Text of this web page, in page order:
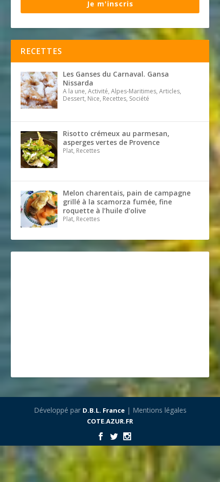
Je m'inscris
RECETTES
Les Ganses du Carnaval. Gansa
Nissarda
A la une, Activité, Alpes-Maritimes, Articles,
Dessert, Nice, Recettes, Société
Risotto crémeux au parmesan,
asperges vertes de Provence
Plat, Recettes
Melon charentais, pain de campagne
grillé à la scamorza fumée, fine
roquette à l’huile d’olive
Plat, Recettes
Développé par D.B.L. France| Mentions légales
COTE.AZUR.FR